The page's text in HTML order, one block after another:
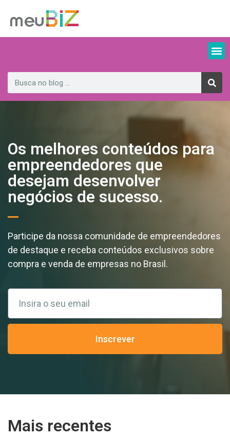
Os melhores conteúdos para
empreendedores que
desejam desenvolver
negócios de sucesso.
Participe da nossa comunidade de empreendedores
de destaque e receba conteúdos exclusivos sobre
compra e venda de empresas no Brasil.
Inscrever
Mais recentes